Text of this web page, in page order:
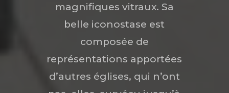
magnifiques vitraux. Sa
belle iconostase est
composée de
représentations apportées
d’autres églises, qui n’ont